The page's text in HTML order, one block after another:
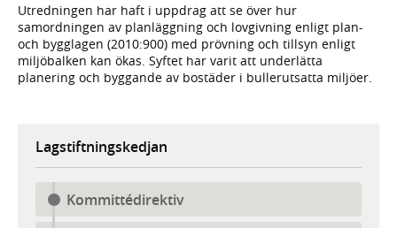
Utredningen har haft i uppdrag att se över hur
samordningen av planläggning och lovgivning enligt plan-
och bygglagen (2010:900) med prövning och tillsyn enligt
miljöbalken kan ökas. Syftet har varit att underlätta
planering och byggande av bostäder i bullerutsatta miljöer.
Lagstiftningskedjan
Kommittédirektiv